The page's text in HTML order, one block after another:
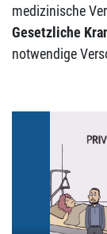
medizinische
Gesetzliche
notwendige